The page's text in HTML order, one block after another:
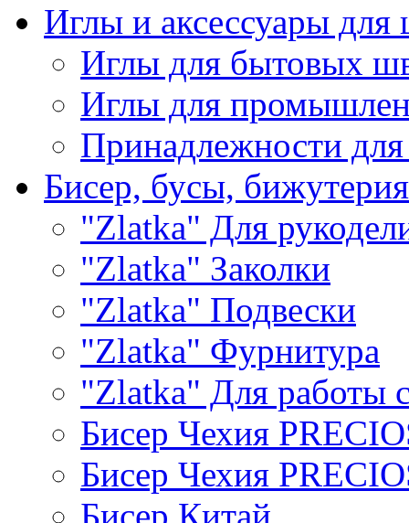
Иглы и аксессуары
Иглы для бытовых
Иглы для
Принадлежности
Бисер, бусы, бижутерия
"Zlatka" Для
"Zlatka" Заколки
"Zlatka" Подвески
"Zlatka" Фурнитура
"Zlatka" Для работы
Бисер Чехия
Бисер Чехия
Бисер Китай